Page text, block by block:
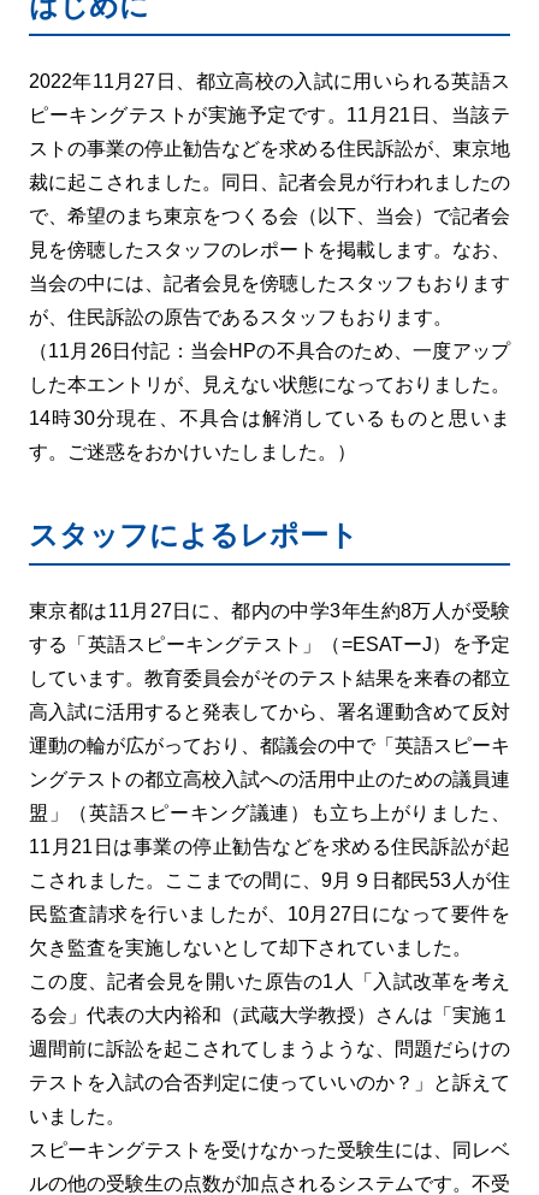
2022年11月27日、都立高校の入試に用いられる英語ス
ピーキングテストが実施予定です。11月21日、当該テ
ストの事業の停止勧告などを求める住民訴訟が、東京地
裁に起こされました。同日、記者会見が行われましたの
で、希望のまち東京をつくる会（以下、当会）で記者会
見を傍聴したスタッフのレポートを掲載します。なお、
当会の中には、記者会見を傍聴したスタッフもおります
が、住民訴訟の原告であるスタッフもおります。
（11月26日付記：当会HPの不具合のため、一度アップ
した本エントリが、見えない状態になっておりました。
14時30分現在、不具合は解消しているものと思いま
す。ご迷惑をおかけいたしました。）
スタッフによるレポート
東京都は11月27日に、都内の中学3年生約8万人が受験
する「英語スピーキングテスト」（=ESATーJ）を予定
しています。教育委員会がそのテスト結果を来春の都立
高入試に活用すると発表してから、署名運動含めて反対
運動の輪が広がっており、都議会の中で「英語スピーキ
ングテストの都立高校入試への活用中止のための議員連
盟」（英語スピーキング議連）も立ち上がりました、
11月21日は事業の停止勧告などを求める住民訴訟が起
こされました。ここまでの間に、9月９日都民53人が住
民監査請求を行いましたが、10月27日になって要件を
欠き監査を実施しないとして却下されていました。
この度、記者会見を開いた原告の1人「入試改革を考え
る会」代表の大内裕和（武蔵大学教授）さんは「実施１
週間前に訴訟を起こされてしまうような、問題だらけの
テストを入試の合否判定に使っていいのか？」と訴えて
いました。
スピーキングテストを受けなかった受験生には、同レベ
ルの他の受験生の点数が加点されるシステムです。不受